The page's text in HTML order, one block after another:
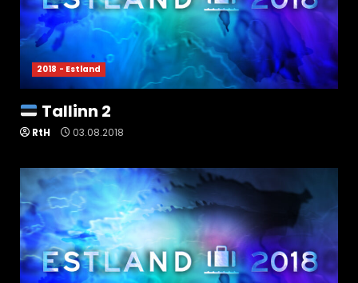
2018 - Estland
Tallinn 2
RtH 03.08.2018